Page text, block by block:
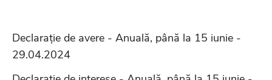
Declarație de avere - Anuală, până la 15 iunie -
29.04.2024